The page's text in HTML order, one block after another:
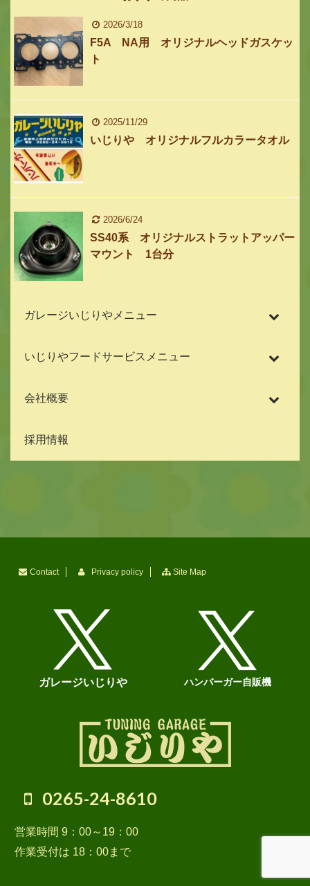
2026/3/18
F5A NA用 オリジナルヘッドガスケッ
ト
2025/11/29
いじりや オリジナルフルカラータオル
2026/6/24
SS40系 オリジナルストラットアッパー
マウント 1台分
ガレージいじりやメニュー
いじりやフードサービスメニュー
会社概要
採用情報
Contact Privacy policy Site Map
ガレージいじりや ハンバーガー自販機
0265-24-8610
営業時間 9：00～19：00
作業受付は 18：00まで